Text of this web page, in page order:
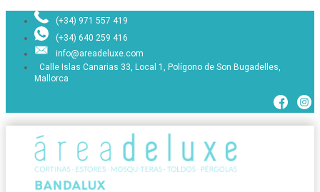
(+34) 971 557 419
(+34) 640 259 416
info@areadeluxe.com
Calle Islas Canarias 33, Local 1, Polígono de Son Bugadelles,
Mallorca